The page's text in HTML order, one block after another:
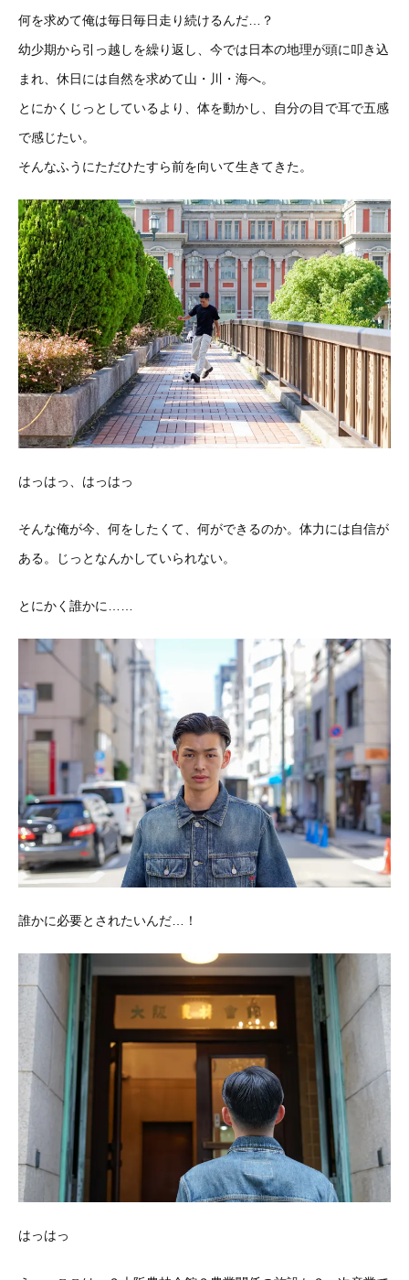
何を求めて俺は毎日毎日走り続けるんだ…？
幼少期から引っ越しを繰り返し、今では日本の地理が頭に叩き込
まれ、休日には自然を求めて山・川・海へ。
とにかくじっとしているより、体を動かし、自分の目で耳で五感
で感じたい。
そんなふうにただひたすら前を向いて生きてきた。
はっはっ、はっはっ
そんな俺が今、何をしたくて、何ができるのか。体力には自信が
ある。じっとなんかしていられない。
とにかく誰かに……
誰かに必要とされたいんだ…！
はっはっ